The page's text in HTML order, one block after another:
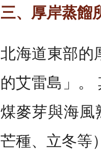
三、厚岸蒸餾
北海道東部的
的艾雷島」。
煤麥芽與海風
芒種、立冬等